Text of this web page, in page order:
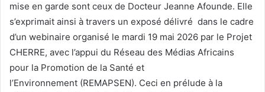
mise en garde sont ceux de Docteur Jeanne Afounde. Elle
s’exprimait ainsi à travers un exposé délivré dans le cadre
d’un webinaire organisé le mardi 19 mai 2026 par le Projet
CHERRE, avec l’appui du Réseau des Médias Africains
pour la Promotion de la Santé et
l’Environnement (REMAPSEN). Ceci en prélude à la